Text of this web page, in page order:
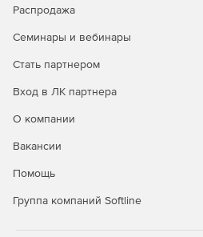
Работа в 2D
инженеров,
Распродажа
Семинары и вебинары
Стать партнером
Вход в ЛК партнера
О компании
Вакансии
Помощь
Группа компаний Softline